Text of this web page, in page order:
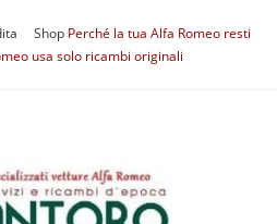
Shop Perché la tua Alfa Romeo resti
usa solo ricambi originali